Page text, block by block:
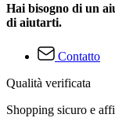
Hai bisogno di un
di aiutarti.
Contatto
Qualità verificata
Shopping sicuro e